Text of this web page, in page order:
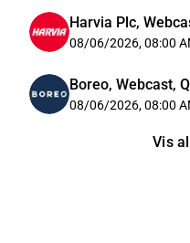
Harvia Plc,
08/06/2026, 08:00
Boreo, Webcast,
08/06/2026, 08:00
Vis